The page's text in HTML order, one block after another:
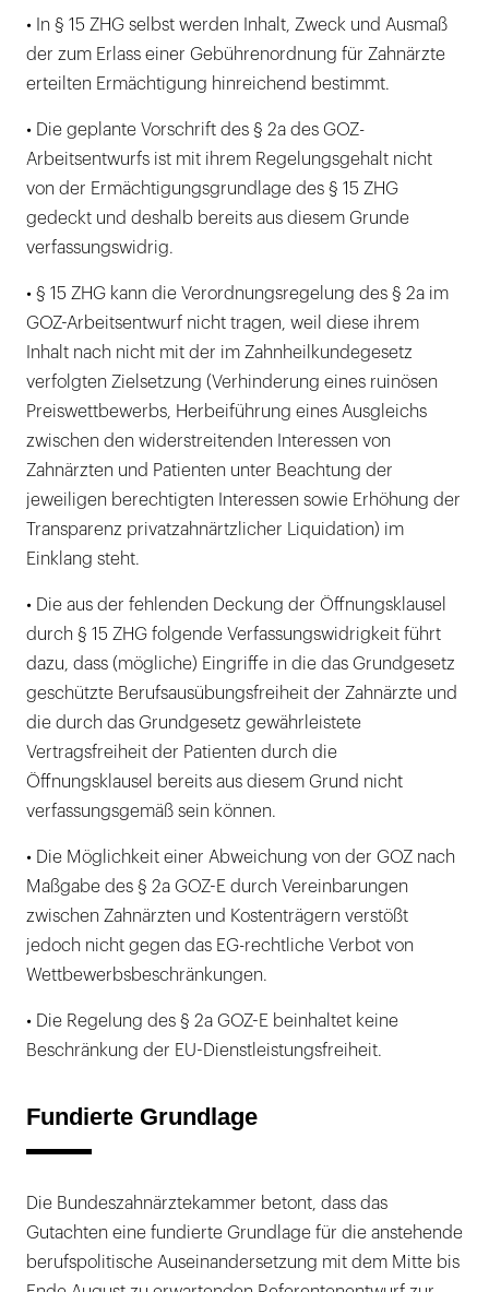
• In § 15 ZHG selbst werden Inhalt, Zweck und Ausmaß
der zum Erlass einer Gebührenordnung für Zahnärzte
erteilten Ermächtigung hinreichend bestimmt.
• Die geplante Vorschrift des § 2a des GOZ-
Arbeitsentwurfs ist mit ihrem Regelungsgehalt nicht
von der Ermächtigungsgrundlage des § 15 ZHG
gedeckt und deshalb bereits aus diesem Grunde
verfassungswidrig.
• § 15 ZHG kann die Verordnungsregelung des § 2a im
GOZ-Arbeitsentwurf nicht tragen, weil diese ihrem
Inhalt nach nicht mit der im Zahnheilkundegesetz
verfolgten Zielsetzung (Verhinderung eines ruinösen
Preiswettbewerbs, Herbeiführung eines Ausgleichs
zwischen den widerstreitenden Interessen von
Zahnärzten und Patienten unter Beachtung der
jeweiligen berechtigten Interessen sowie Erhöhung der
Transparenz privatzahnärtzlicher Liquidation) im
Einklang steht.
• Die aus der fehlenden Deckung der Öffnungsklausel
durch § 15 ZHG folgende Verfassungswidrigkeit führt
dazu, dass (mögliche) Eingriffe in die das Grundgesetz
geschützte Berufsausübungsfreiheit der Zahnärzte und
die durch das Grundgesetz gewährleistete
Vertragsfreiheit der Patienten durch die
Öffnungsklausel bereits aus diesem Grund nicht
verfassungsgemäß sein können.
• Die Möglichkeit einer Abweichung von der GOZ nach
Maßgabe des § 2a GOZ-E durch Vereinbarungen
zwischen Zahnärzten und Kostenträgern verstößt
jedoch nicht gegen das EG-rechtliche Verbot von
Wettbewerbsbeschränkungen.
• Die Regelung des § 2a GOZ-E beinhaltet keine
Beschränkung der EU-Dienstleistungsfreiheit.
Fundierte Grundlage
Die Bundeszahnärztekammer betont, dass das
Gutachten eine fundierte Grundlage für die anstehende
berufspolitische Auseinandersetzung mit dem Mitte bis